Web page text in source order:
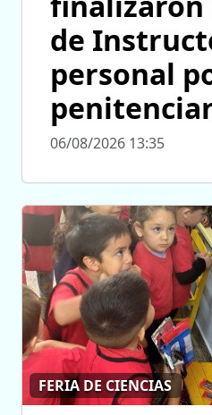
de
personal
06/08/2026 13:35
FERIA DE CIENCIAS